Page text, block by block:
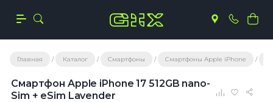
Главная Каталог Смартфоны Смартфоны Apple iPhone
Смартфон Apple iPhone 17 512GB nano-
Sim + eSim Lavender